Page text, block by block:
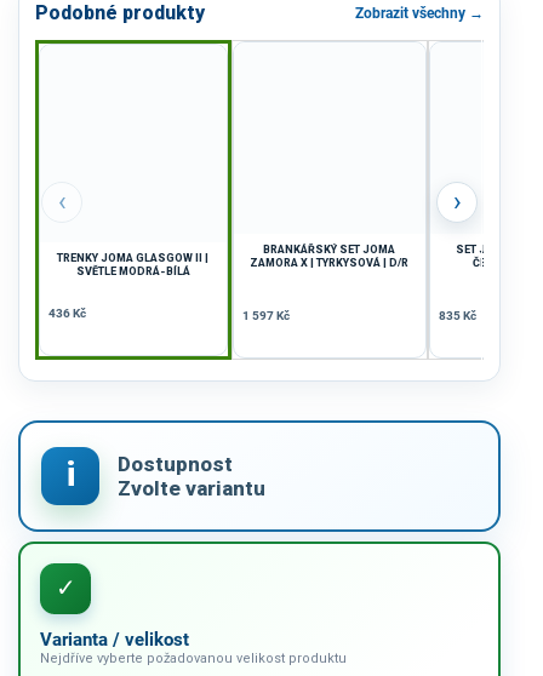
Podobné produkty Zobrazit všechny →
‹
TRENKY JOMA GLASGOW II |
SVĚTLE MODRÁ-BÍLÁ
436 Kč
BRANKÁŘSKÝ SET JOMA
ZAMORA X | TYRKYSOVÁ | D/R
1 597 Kč
SET JOMA
ČERVENÁ-
835 Kč
›
Varianta / velikost
Nejdříve vyberte požadovanou velikost produktu